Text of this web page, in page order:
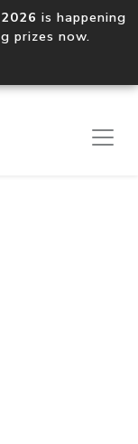
is happening
prizes now.